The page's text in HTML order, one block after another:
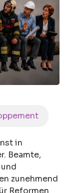
in
Beamte,
zunehmend
Reformen